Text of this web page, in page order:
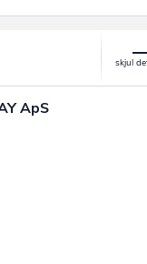
ApS